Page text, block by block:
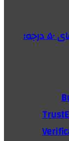
هشدار قرمز هواشناسی برای گرمای ۵۰ درجه؛